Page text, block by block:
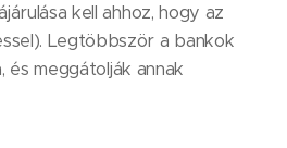
kell ahhoz, hogy az
Legtöbbször a bankok
meggátolják annak